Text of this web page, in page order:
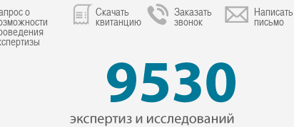
о Скачать
квитанцию
Заказать
звонок
Написать
письмо